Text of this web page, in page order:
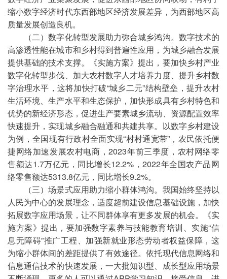
缩小数字经济时代东西部地区经济发展差异，为西部地区高
质量发展创造良机。
（二）数字化转型发展助力弥合城乡鸿沟。数字技术的
高渗透性能在城市和乡村得到普遍性应用，为城乡融合发展
提供基础的技术支撑。《实施方案》提出，要加快乡村产业
数字化转型步伐、加大农村数字人才培养力度、提升乡村数
字治理水平，这将加快打破“城乡二元”结构壁垒，提升农村
生活环境、生产水平和生态保护，加快形成具有乡村特色和
优势的新经济形态，促进生产要素城乡流动、资源配置效率
快速提升，实现城乡融合融通和共建共享。以数字乡村建设
为例，全国现有行政村全面实现“村村通宽带”，农民依托便
捷网络加速发展农村电商，2023年前三季度，农村网络零
售额达1.7万亿元，同比增长12.2%，2022年全国农产品网
络零售额达5313.8亿元，同比增长9.2%。
（三）场景式应用助力缩小群体鸿沟。我国始终坚持以
人民为中心的发展理念，适度超前建设信息基础设施，加快
拓展数字应用场景，让不同群体享有更多发展的机会。《实
施方案》提出，要加强数字素养与技能教育培训、实施“信
息无障碍”推广工程、加强新就业形态劳动者权益保障，这
为缩小群体间的差距提供了有效途径。依托现代信息网络和
信息通信技术的快速发展，一大批知识型、成长型应用场景